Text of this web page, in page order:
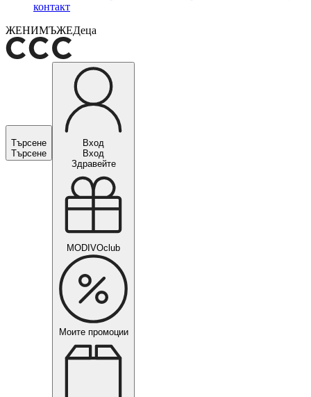
контакт
ЖЕНИМЪЖЕДеца
Търсене
Търсене
Вход
Вход
Здравейте
MODIVOclub
Моите промоции